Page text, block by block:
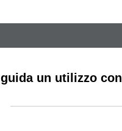
guida un utilizzo